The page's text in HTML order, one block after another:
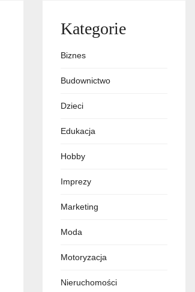
Kategorie
Biznes
Budownictwo
Dzieci
Edukacja
Hobby
Imprezy
Marketing
Moda
Motoryzacja
Nieruchomości